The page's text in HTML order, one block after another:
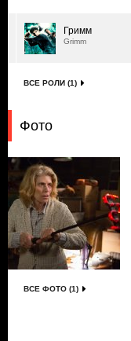
Гримм
Grimm
ВСЕ РОЛИ (1)
Фото
ВСЕ ФОТО (1)